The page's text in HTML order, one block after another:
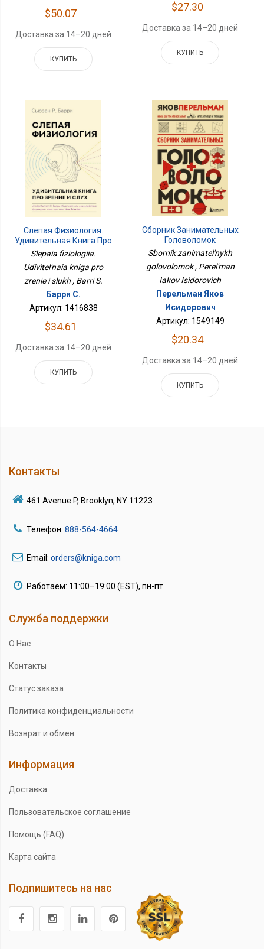
$50.07
Доставка за 14–20 дней
КУПИТЬ
$27.30
Доставка за 14–20 дней
КУПИТЬ
Слепая Физиология.
Удивительная Книга Про
Зрение И Слух
Slepaia fiziologiia.
Udivitel'naia kniga pro
zrenie i slukh , Barri S.
Барри С.
Артикул: 1416838
$34.61
Доставка за 14–20 дней
КУПИТЬ
Сборник Занимательных
Головоломок
Sbornik zanimatel'nykh
golovolomok , Perel'man
Iakov Isidorovich
Перельман Яков
Исидорович
Артикул: 1549149
$20.34
Доставка за 14–20 дней
КУПИТЬ
Контакты
461 Avenue P, Brooklyn, NY 11223
Телефон: 888-564-4664
Email: orders@kniga.com
Работаем: 11:00–19:00 (EST), пн-пт
Служба поддержки
О Нас
Контакты
Статус заказа
Политика конфиденциальности
Возврат и обмен
Информация
Доставка
Пользовательское соглашение
Помощь (FAQ)
Карта сайта
Подпишитесь на нас